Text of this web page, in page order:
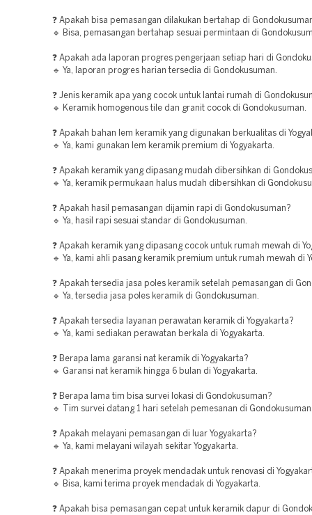
❓ Apakah bisa pemasangan dilakukan bertahap di
🔹 Bisa, pemasangan bertahap sesuai permintaan di
❓ Apakah ada laporan progres pengerjaan setiap hari di
🔹 Ya, laporan progres harian tersedia di Gondokusuman.
❓ Jenis keramik apa yang cocok untuk lantai rumah di
🔹 Keramik homogenous tile dan granit cocok di Gondokusuman.
❓ Apakah bahan lem keramik yang digunakan berkualitas di
🔹 Ya, kami gunakan lem keramik premium di Yogyakarta.
❓ Apakah keramik yang dipasang mudah dibersihkan di
🔹 Ya, keramik permukaan halus mudah dibersihkan di
❓ Apakah hasil pemasangan dijamin rapi di Gondokusuman?
🔹 Ya, hasil rapi sesuai standar di Gondokusuman.
❓ Apakah keramik yang dipasang cocok untuk rumah mewah di
🔹 Ya, kami ahli pasang keramik premium untuk rumah mewah di
❓ Apakah tersedia jasa poles keramik setelah pemasangan di
🔹 Ya, tersedia jasa poles keramik di Gondokusuman.
❓ Apakah tersedia layanan perawatan keramik di Yogyakarta?
🔹 Ya, kami sediakan perawatan berkala di Yogyakarta.
❓ Berapa lama garansi nat keramik di Yogyakarta?
🔹 Garansi nat keramik hingga 6 bulan di Yogyakarta.
❓ Berapa lama tim bisa survei lokasi di Gondokusuman?
🔹 Tim survei datang 1 hari setelah pemesanan di
❓ Apakah melayani pemasangan di luar Yogyakarta?
🔹 Ya, kami melayani wilayah sekitar Yogyakarta.
❓ Apakah menerima proyek mendadak untuk renovasi di
🔹 Bisa, kami terima proyek mendadak di Yogyakarta.
❓ Apakah bisa pemasangan cepat untuk keramik dapur di